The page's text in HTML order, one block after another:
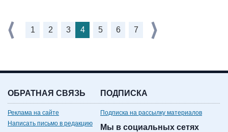
1 2 3 4 5 6 7
ОБРАТНАЯ СВЯЗЬ
Реклама на сайте
Написать письмо в редакцию
ПОДПИСКА
Подписка на рассылку материалов
Мы в социальных сетях